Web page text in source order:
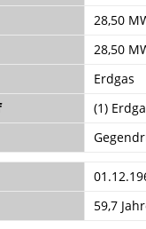
28,50
28,50
Erdgas
(1)
59,7